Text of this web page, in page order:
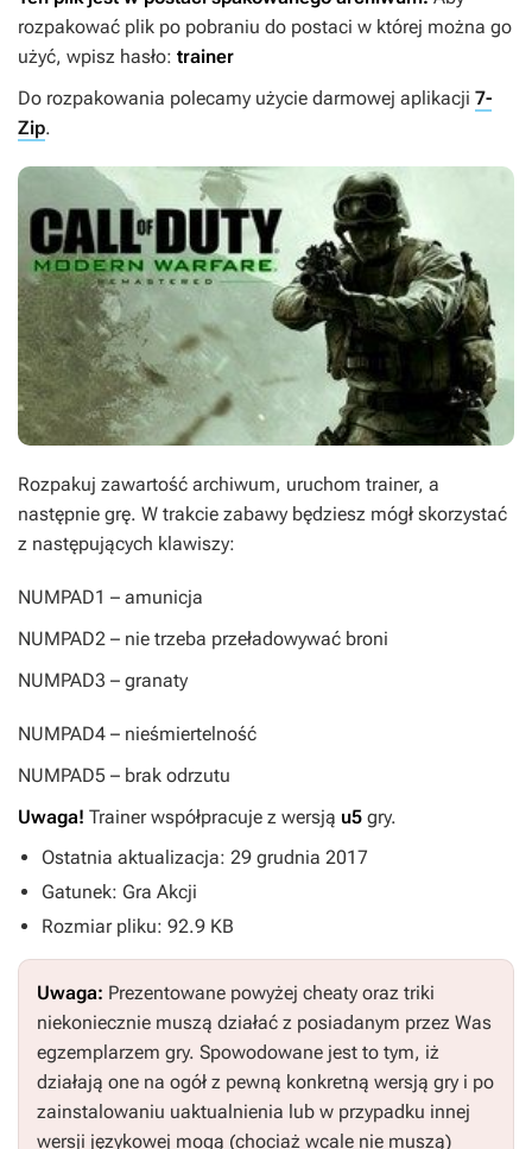
rozpakować plik po pobraniu do postaci w której można go
użyć, wpisz hasło: trainer
Do rozpakowania polecamy użycie darmowej aplikacji 7-
Zip.
Rozpakuj zawartość archiwum, uruchom trainer, a
następnie grę. W trakcie zabawy będziesz mógł skorzystać
z następujących klawiszy:
NUMPAD1 – amunicja
NUMPAD2 – nie trzeba przeładowywać broni
NUMPAD3 – granaty
NUMPAD4 – nieśmiertelność
NUMPAD5 – brak odrzutu
Uwaga! Trainer współpracuje z wersją u5 gry.
Ostatnia aktualizacja: 29 grudnia 2017
Gatunek: Gra Akcji
Rozmiar pliku: 92.9 KB
Uwaga: Prezentowane powyżej cheaty oraz triki
niekoniecznie muszą działać z posiadanym przez Was
egzemplarzem gry. Spowodowane jest to tym, iż
działają one na ogół z pewną konkretną wersją gry i po
zainstalowaniu uaktualnienia lub w przypadku innej
wersji językowej mogą (chociaż wcale nie muszą)